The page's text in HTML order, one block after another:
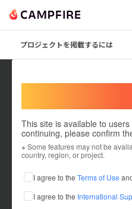
プロジェクトを掲載するには
This site is available to
continuing, please confirm
※ Some features may not be
country, region, or project.
I agree to the Terms of Use
I agree to the International
弘学館
これまでに1件のプロジェクト
在住国：日本 現在地：佐賀県